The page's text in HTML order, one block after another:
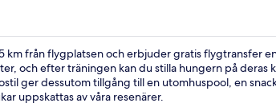
km från flygplatsen och erbjuder gratis flygtransfer
och efter träningen kan du stilla hungern på deras
ger dessutom tillgång till en utomhuspool, en
uppskattas av våra resenärer.